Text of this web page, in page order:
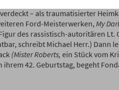
– als traumatisierter
Ford-Meisterwerken,My
des rassistisch-autoritären Lt.
schreibt Michael Herr.) Dann
(Mister Roberts, ein Stück vom
42. Geburtstag, begeht